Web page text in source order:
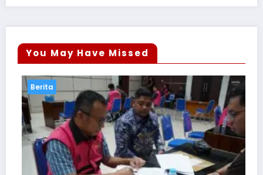
You May Have Missed
Berita